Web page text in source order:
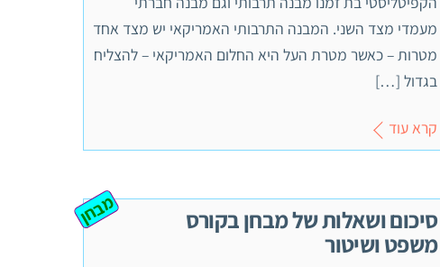
מעמדי מצד השני. המבנה התרבותי האמריקאי יש מצד אחד
מטרות – כאשר מטרת העל היא החלום האמריקאי – להצליח
בגדול […]
קרא עוד
סיכום ושאלות של מבחן בקורס
משפט ושיטור
מבחן